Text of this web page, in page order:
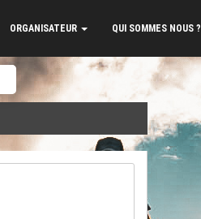
ORGANISATEUR QUI SOMMES NOUS ?